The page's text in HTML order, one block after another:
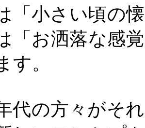
「小さい頃の
「お洒落な感
す。
代の方々がそ